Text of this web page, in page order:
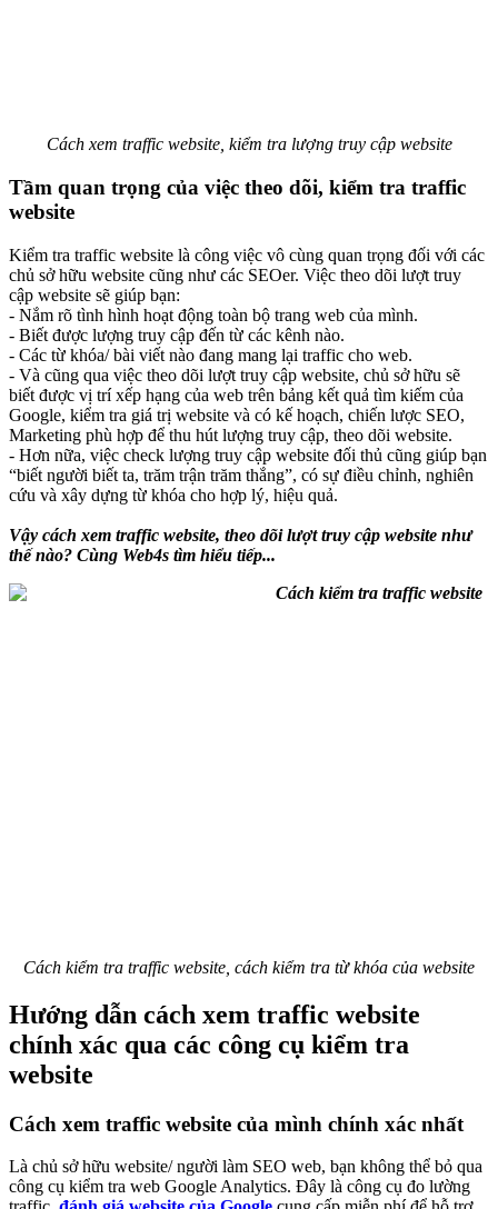
Cách xem traffic website, kiểm tra lượng truy cập website
Tầm quan trọng của việc theo dõi, kiểm tra traffic
website
Kiểm tra traffic website là công việc vô cùng quan trọng đối với các
chủ sở hữu website cũng như các SEOer. Việc theo dõi lượt truy
cập website sẽ giúp bạn:
- Nắm rõ tình hình hoạt động toàn bộ trang web của mình.
- Biết được lượng truy cập đến từ các kênh nào.
- Các từ khóa/ bài viết nào đang mang lại traffic cho web.
- Và cũng qua việc theo dõi lượt truy cập website, chủ sở hữu sẽ
biết được vị trí xếp hạng của web trên bảng kết quả tìm kiếm của
Google, kiểm tra giá trị website và có kế hoạch, chiến lược SEO,
Marketing phù hợp để thu hút lượng truy cập, theo dõi website.
- Hơn nữa, việc check lượng truy cập website đối thủ cũng giúp bạn
“biết người biết ta, trăm trận trăm thắng”, có sự điều chỉnh, nghiên
cứu và xây dựng từ khóa cho hợp lý, hiệu quả.
Vậy cách xem traffic website, theo dõi lượt truy cập website như
thế nào? Cùng Web4s tìm hiểu tiếp...
Cách kiểm tra traffic website, cách kiểm tra từ khóa của website
Hướng dẫn cách xem traffic website
chính xác qua các công cụ kiểm tra
website
Cách xem traffic website của mình chính xác nhất
Là chủ sở hữu website/ người làm SEO web, bạn không thể bỏ qua
công cụ kiểm tra web Google Analytics. Đây là công cụ đo lường